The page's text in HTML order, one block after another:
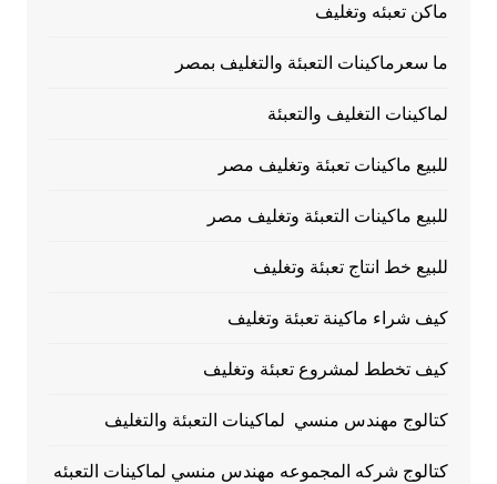
ماكن تعبئه وتغليف
ما سعرماكينات التعبئة والتغليف بمصر
لماكينات التغليف والتعبئة
للبيع ماكينات تعبئة وتغليف مصر
للبيع ماكينات التعبئة وتغليف مصر
للبيع خط انتاج تعبئة وتغليف
كيف شراء ماكينة تعبئة وتغليف
كيف تخطط لمشروع تعبئة وتغليف
كتالوج مهندس منسي لماكينات التعبئة والتغليف
كتالوج شركه المجموعه مهندس منسي لماكينات التعبئه